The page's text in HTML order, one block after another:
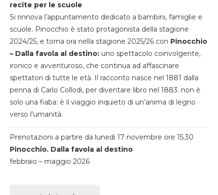
recite per le scuole
Si rinnova l’appuntamento dedicato a bambini, famiglie e
scuole. Pinocchio è stato protagonista della stagione
2024/25, e torna ora nella stagione 2025/26 con Pinocchio
– Dalla favola al destino: uno spettacolo coinvolgente,
ironico e avventuroso, che continua ad affascinare
spettatori di tutte le età. Il racconto nasce nel 1881 dalla
penna di Carlo Collodi, per diventare libro nel 1883. non è
solo una fiaba: è il viaggio inquieto di un’anima di legno
verso l’umanità.
Prenotazioni a partire da lunedi 17 novembre ore 15.30
Pinocchio. Dalla favola al destino
febbraio – maggio 2026